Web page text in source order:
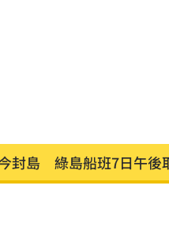
>製作出手 田路路領到退
中前4月已1死20傷去年